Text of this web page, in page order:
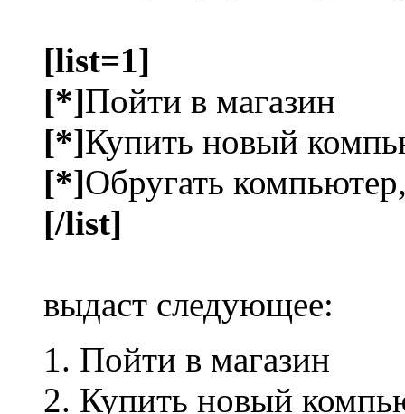
[list=1]
[*]Пойти в магазин
[*]Купить новый
[*]Обругать
[/list]
выдаст следующее:
Пойти в магазин
Купить новый